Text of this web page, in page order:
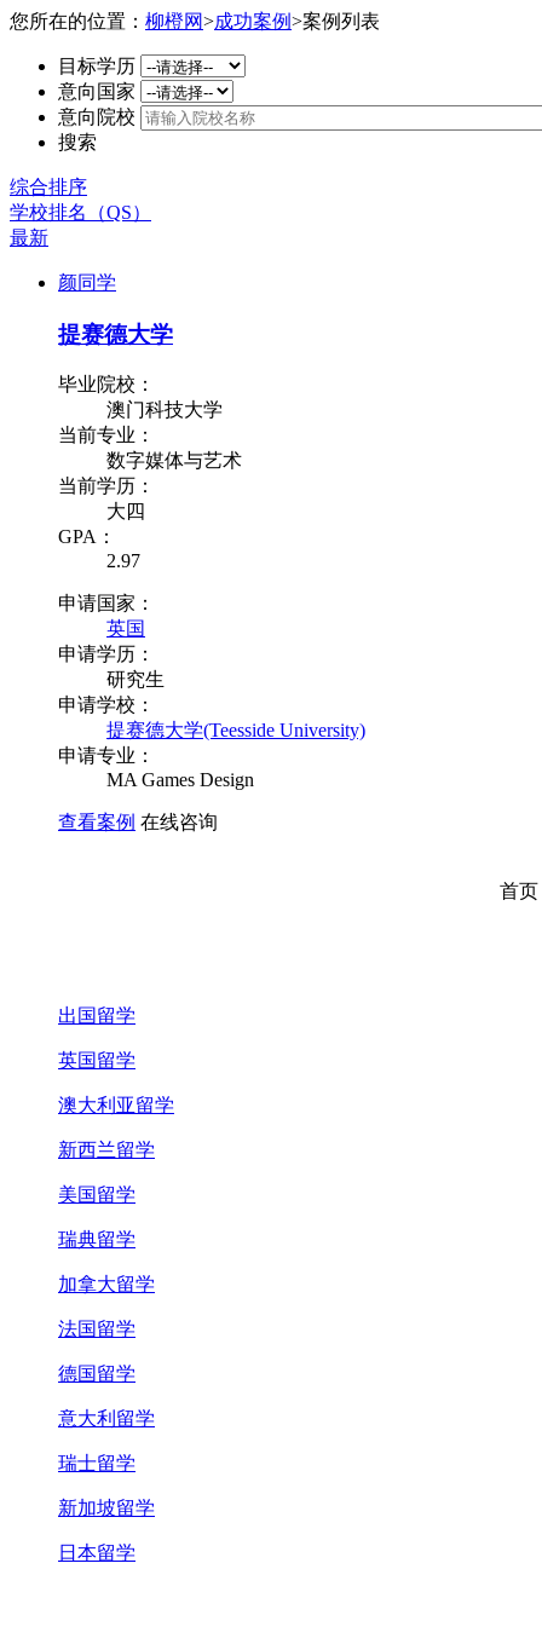
您所在的位置： 柳橙网>成功案例>案例列表
目标学历
意向国家
意向院校
搜索
综合排序
学校排名（QS）
最新
颜同学
提赛德大学
毕业院校：
澳门科技大学
当前专业：
数字媒体与艺术
当前学历：
大四
GPA：
2.97
申请国家：
英国
申请学历：
研究生
申请学校：
提赛德大学(Teesside University)
申请专业：
MA Games Design
查看案例 在线咨询
首页
出国留学
英国留学
澳大利亚留学
新西兰留学
美国留学
瑞典留学
加拿大留学
法国留学
德国留学
意大利留学
瑞士留学
新加坡留学
日本留学